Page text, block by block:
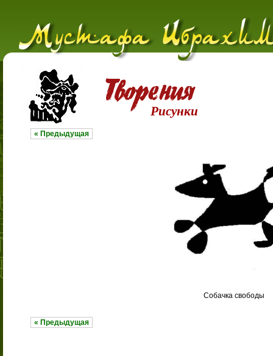
Рисунки
« Предыдущая
Собачка свободы
« Предыдущая